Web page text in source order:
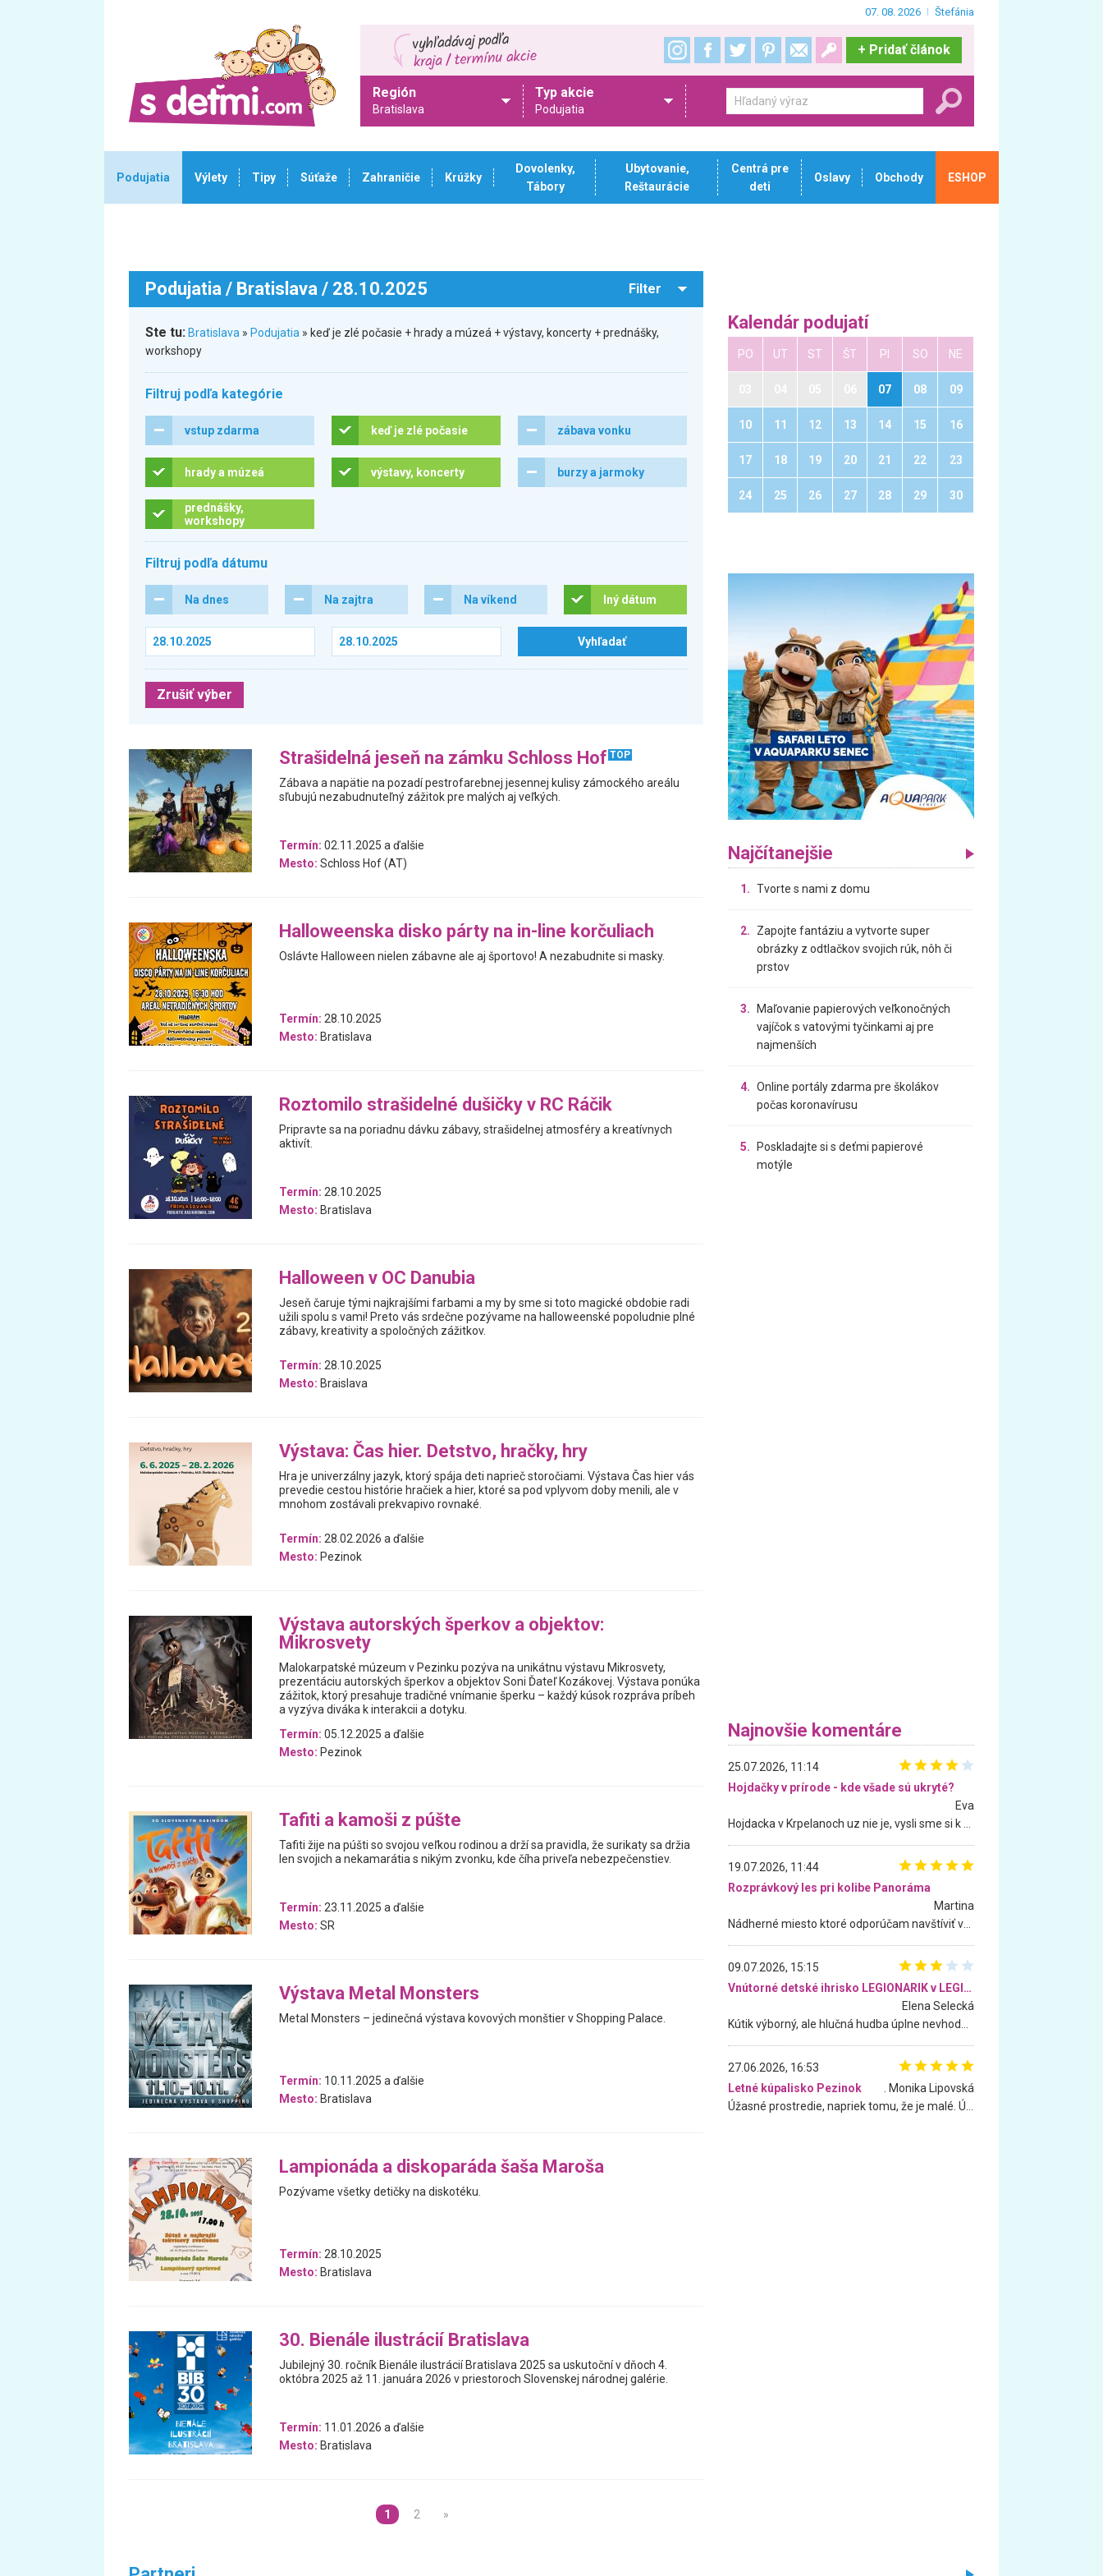
07. 08. 2026 Štefánia
+ Pridať článok
Región
Bratislava
Typ akcie
Podujatia
Podujatia Výlety Tipy Súťaže Zahraničie Krúžky
Dovolenky,
Tábory
Ubytovanie,
Reštaurácie
Centrá pre
deti
Oslavy Obchody ESHOP
Podujatia / Bratislava / 28.10.2025 Filter
Ste tu: Bratislava » Podujatia » keď je zlé počasie + hrady a múzeá + výstavy, koncerty + prednášky,
workshopy
Filtruj podľa kategórie
vstup zdarma keď je zlé počasie zábava vonku
hrady a múzeá výstavy, koncerty burzy a jarmoky
prednášky,
workshopy
Filtruj podľa dátumu
Na dnes Na zajtra Na víkend Iný dátum
Zrušiť výber
Strašidelná jeseň na zámku Schloss Hof TOP
Zábava a napätie na pozadí pestrofarebnej jesennej kulisy zámockého areálu
sľubujú nezabudnuteľný zážitok pre malých aj veľkých.
Termín: 02.11.2025 a ďalšie
Mesto: Schloss Hof (AT)
Halloweenska disko párty na in-line korčuliach
Oslávte Halloween nielen zábavne ale aj športovo! A nezabudnite si masky.
Termín: 28.10.2025
Mesto: Bratislava
Roztomilo strašidelné dušičky v RC Ráčik
Pripravte sa na poriadnu dávku zábavy, strašidelnej atmosféry a kreatívnych
aktivít.
Termín: 28.10.2025
Mesto: Bratislava
Halloween v OC Danubia
Jeseň čaruje tými najkrajšími farbami a my by sme si toto magické obdobie radi
užili spolu s vami! Preto vás srdečne pozývame na halloweenské popoludnie plné
zábavy, kreativity a spoločných zážitkov.
Termín: 28.10.2025
Mesto: Braislava
Výstava: Čas hier. Detstvo, hračky, hry
Hra je univerzálny jazyk, ktorý spája deti naprieč storočiami. Výstava Čas hier vás
prevedie cestou histórie hračiek a hier, ktoré sa pod vplyvom doby menili, ale v
mnohom zostávali prekvapivo rovnaké.
Termín: 28.02.2026 a ďalšie
Mesto: Pezinok
Výstava autorských šperkov a objektov:
Mikrosvety
Malokarpatské múzeum v Pezinku pozýva na unikátnu výstavu Mikrosvety,
prezentáciu autorských šperkov a objektov Soni Ďateľ Kozákovej. Výstava ponúka
zážitok, ktorý presahuje tradičné vnímanie šperku – každý kúsok rozpráva príbeh
a vyzýva diváka k interakcii a dotyku.
Termín: 05.12.2025 a ďalšie
Mesto: Pezinok
Tafiti a kamoši z púšte
Tafiti žije na púšti so svojou veľkou rodinou a drží sa pravidla, že surikaty sa držia
len svojich a nekamarátia s nikým zvonku, kde číha priveľa nebezpečenstiev.
Termín: 23.11.2025 a ďalšie
Mesto: SR
Výstava Metal Monsters
Metal Monsters – jedinečná výstava kovových monštier v Shopping Palace.
Termín: 10.11.2025 a ďalšie
Mesto: Bratislava
Lampionáda a diskoparáda šaša Maroša
Pozývame všetky detičky na diskotéku.
Termín: 28.10.2025
Mesto: Bratislava
30. Bienále ilustrácií Bratislava
Jubilejný 30. ročník Bienále ilustrácií Bratislava 2025 sa uskutoční v dňoch 4.
októbra 2025 až 11. januára 2026 v priestoroch Slovenskej národnej galérie.
Termín: 11.01.2026 a ďalšie
Mesto: Bratislava
1 2 »
Kalendár podujatí
PO UT ST ŠT PI SO NE
07 08 09
10 11 12 13 14 15 16
17 18 19 20 21 22 23
24 25 26 27 28 29 30
Najčítanejšie
1. Tvorte s nami z domu
2.
Zapojte fantáziu a vytvorte super
obrázky z odtlačkov svojich rúk, nôh či
prstov
3.
Maľovanie papierových veľkonočných
vajíčok s vatovými tyčinkami aj pre
najmenších
4. Online portály zdarma pre školákov
počas koronavírusu
5.
Poskladajte si s deťmi papierové
motýle
Najnovšie komentáre
25.07.2026, 11:14
Hojdačky v prírode - kde všade sú ukryté?
Eva
19.07.2026, 11:44
Rozprávkový les pri kolibe Panoráma
Martina
09.07.2026, 15:15
Vnútorné detské ihrisko LEGIONARIK v LEGIA Fitness
Elena Selecká
27.06.2026, 16:53
Letné kúpalisko Pezinok
. Monika Lipovská